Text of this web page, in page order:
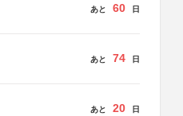
あと 60 日
あと 74 日
あと 20 日